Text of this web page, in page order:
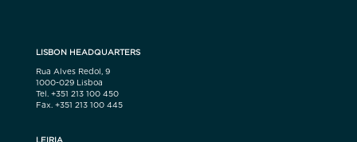
LISBON HEADQUARTERS
Rua Alves Redol, 9
1000-029 Lisboa
Tel. +351 213 100 450
Fax. +351 213 100 445
LEIRIA